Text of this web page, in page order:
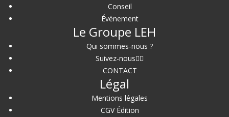
Conseil
Événement
Le Groupe LEH
Qui sommes-nous ?
Suivez-nous
CONTACT
Légal
Mentions légales
CGV Édition